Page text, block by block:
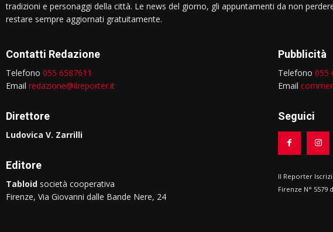
tradizioni e personaggi della città. Le news del giorno, gli appuntamenti da non
restare sempre aggiornati gratuitamente.
Contatti Redazione
Telefono 055 6587611
Email redazione@ilreporter.it
Direttore
Ludovica V. Zarrilli
Editore
Tabloid società cooperativa
Firenze, Via Giovanni dalle Bande Nere, 24
Pubblicità
Telefono 055
Email
Seguici
Il Reporter
Firenze N° 5579